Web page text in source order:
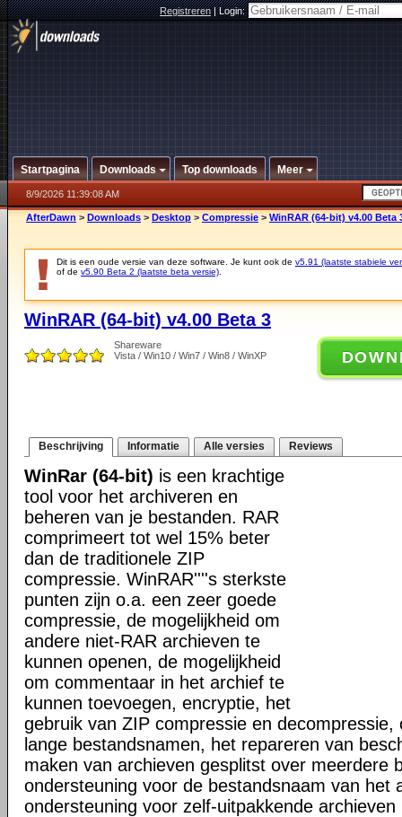
Registreren|Login:
Startpagina Downloads Top downloads Meer
8/9/2026 11:39:08 AM
AfterDawn > Downloads > Desktop > Compressie > WinRAR (64-bit) v4.00 Beta
Dit is een oude versie van deze software. Je kunt ook de v5.91 (laatste stabiele
of de v5.90 Beta 2 (laatste beta versie)
WinRAR (64-bit) v4.00 Beta 3
Shareware
Vista / Win10 / Win7 / Win8 / WinXP
Beschrijving Informatie Alle versies Reviews
WinRar (64-bit) is een krachtige
tool voor het archiveren en
beheren van je bestanden. RAR
comprimeert tot wel 15% beter
dan de traditionele ZIP
compressie. WinRAR''''s sterkste
punten zijn o.a. een zeer goede
compressie, de mogelijkheid om
andere niet-RAR archieven te
kunnen openen, de mogelijkheid
om commentaar in het archief te
kunnen toevoegen, encryptie, het
gebruik van ZIP compressie en decompressie,
lange bestandsnamen, het repareren van
maken van archieven gesplitst over meerdere
ondersteuning voor de bestandsnaam van het
ondersteuning voor zelf-uitpakkende archieven